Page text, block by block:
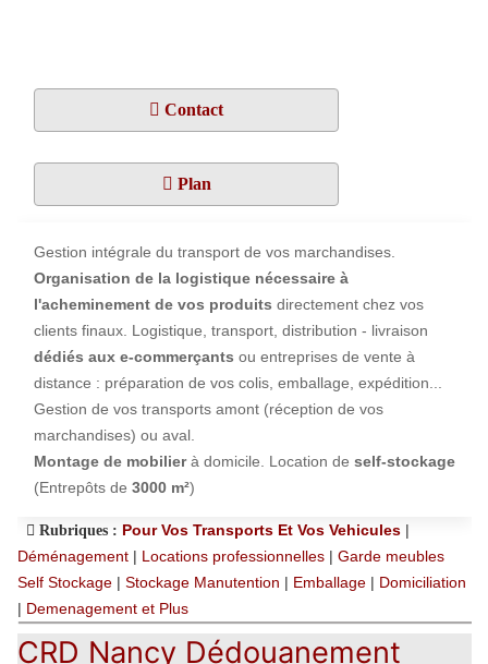
Contact
Plan
Gestion intégrale du transport de vos marchandises.
Organisation de la logistique nécessaire à
l'acheminement de vos produits directement chez vos
clients finaux. Logistique, transport, distribution - livraison
dédiés aux e-commerçants ou entreprises de vente à
distance : préparation de vos colis, emballage, expédition...
Gestion de vos transports amont (réception de vos
marchandises) ou aval.
Montage de mobilierà domicile. Location de self-stockage
(Entrepôts de 3000 m²)
Rubriques : Pour Vos Transports Et Vos Vehicules |
Déménagement | Locations professionnelles | Garde meubles
Self Stockage | Stockage Manutention | Emballage | Domiciliation
| Demenagement et Plus
CRD Nancy Dédouanement